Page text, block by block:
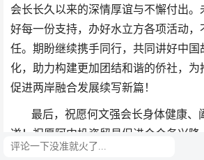
会长长久以来的深情厚谊与不懈付出。
好每一份支持，办好水立方各项活动
任。期盼继续携手同行，共同讲好中国
化，助力构建更加团结和谐的侨社，为
促进两岸融合发展续写新篇！
最后，祝愿何文强会长身体健康、
遂！祝愿阿中投资贸易促进会会务兴隆
评论